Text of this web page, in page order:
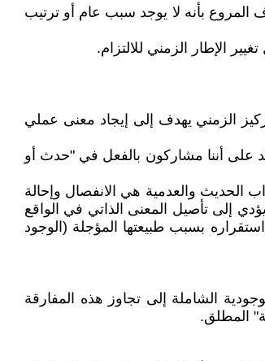
المروع بأنه لا يوجد سبب عام أو ترتيب
الإطار الزمني للالتزام.
الزمني يهدف إلى إيجاد معنى عملي
على أننا مشاركون بالفعل في "حدث أو
الحديث والعدمية هي الانفصال وإحالة
إلى تأصيل المعنى الذاتي في الواقع
بسبب طبيعتها المؤجلة (الوجود
الشاملة إلى تجاوز هذه المفارقة
المطلق.